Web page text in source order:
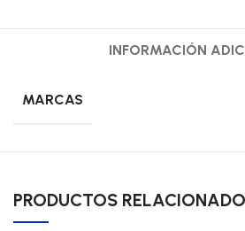
INFORMACIÓN
MARCAS
PRODUCTOS